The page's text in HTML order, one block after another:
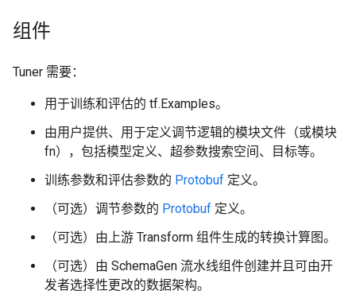
组件
Tuner 需要：
用于训练和评估的 tf.Examples。
由用户提供、用于定义调节逻辑的模块文件（或模块
fn），包括模型定义、超参数搜索空间、目标等。
训练参数和评估参数的 Protobuf 定义。
（可选）调节参数的 Protobuf 定义。
（可选）由上游 Transform 组件生成的转换计算图。
（可选）由 SchemaGen 流水线组件创建并且可由开
发者选择性更改的数据架构。